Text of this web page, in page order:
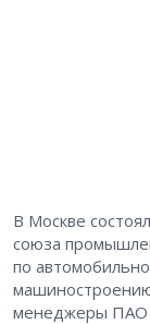
В Москве
союза
по
менеджеры ПАО